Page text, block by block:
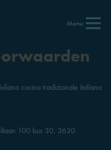
Menu
cucina tradizionale italiana
100 bus 30, 3630